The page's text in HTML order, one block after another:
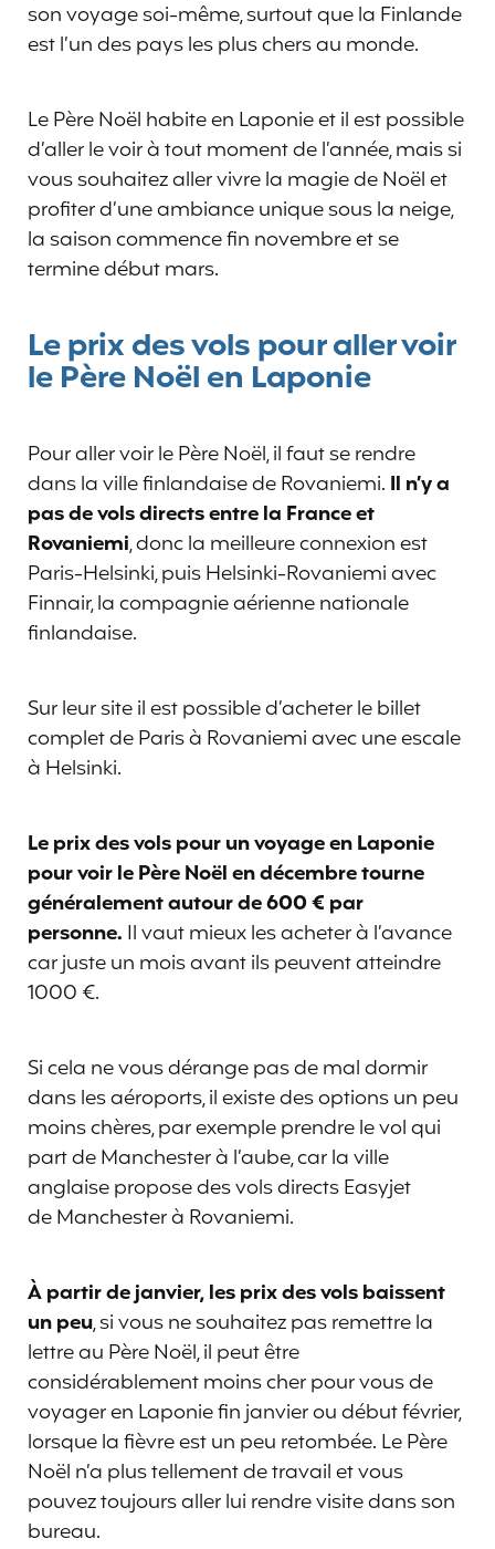
son voyage soi-même, surtout que la Finlande
est l’un des pays les plus chers au monde.
Le Père Noël habite en Laponie et il est possible
d’aller le voir à tout moment de l’année, mais si
vous souhaitez aller vivre la magie de Noël et
profiter d’une ambiance unique sous la neige,
la saison commence fin novembre et se
termine début mars.
Le prix des vols pour aller voir
le Père Noël en Laponie
Pour aller voir le Père Noël, il faut se rendre
dans la ville finlandaise de Rovaniemi. Il n’y a
pas de vols directs entre la France et
Rovaniemi, donc la meilleure connexion est
Paris-Helsinki, puis Helsinki-Rovaniemi avec
Finnair, la compagnie aérienne nationale
finlandaise.
Sur leur site il est possible d’acheter le billet
complet de Paris à Rovaniemi avec une escale
à Helsinki.
Le prix des vols pour un voyage en Laponie
pour voir le Père Noël en décembre tourne
généralement autour de 600 € par
personne. Il vaut mieux les acheter à l’avance
car juste un mois avant ils peuvent atteindre
1000 €.
Si cela ne vous dérange pas de mal dormir
dans les aéroports, il existe des options un peu
moins chères, par exemple prendre le vol qui
part de Manchester à l’aube, car la ville
anglaise propose des vols directs Easyjet
de Manchester à Rovaniemi.
À partir de janvier, les prix des vols baissent
un peu, si vous ne souhaitez pas remettre la
lettre au Père Noël, il peut être
considérablement moins cher pour vous de
voyager en Laponie fin janvier ou début février,
lorsque la fièvre est un peu retombée. Le Père
Noël n’a plus tellement de travail et vous
pouvez toujours aller lui rendre visite dans son
bureau.